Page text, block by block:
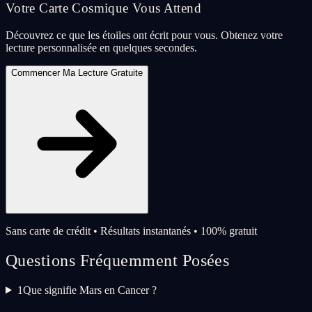
Votre Carte Cosmique Vous Attend
Découvrez ce que les étoiles ont écrit pour vous. Obtenez votre
lecture personnalisée en quelques secondes.
Commencer Ma Lecture Gratuite
Sans carte de crédit • Résultats instantanés • 100% gratuit
Questions Fréquemment Posées
1Que signifie Mars en Cancer ?